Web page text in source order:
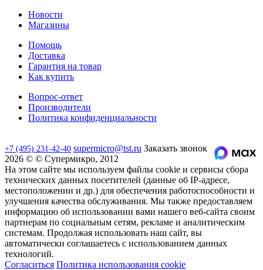
Новости
Магазины
Помощь
Доставка
Гарантия на товар
Как купить
Вопрос-ответ
Производители
Политика конфиденциальности
+7 (495) 231-42-40 supermicro@tst.ru Заказать звонок
2026 © © Супермикро, 2012
На этом сайте мы используем файлы cookie и сервисы сбора
технических данных посетителей (данные об IP-адресе,
местоположении и др.) для обеспечения работоспособности и
улучшения качества обслуживания. Мы также предоставляем
информацию об использовании вами нашего веб-сайта своим
партнерам по социальным сетям, рекламе и аналитическим
системам. Продолжая использовать наш сайт, вы
автоматически соглашаетесь с использованием данных
технологий.
Согласиться Политика использования cookie